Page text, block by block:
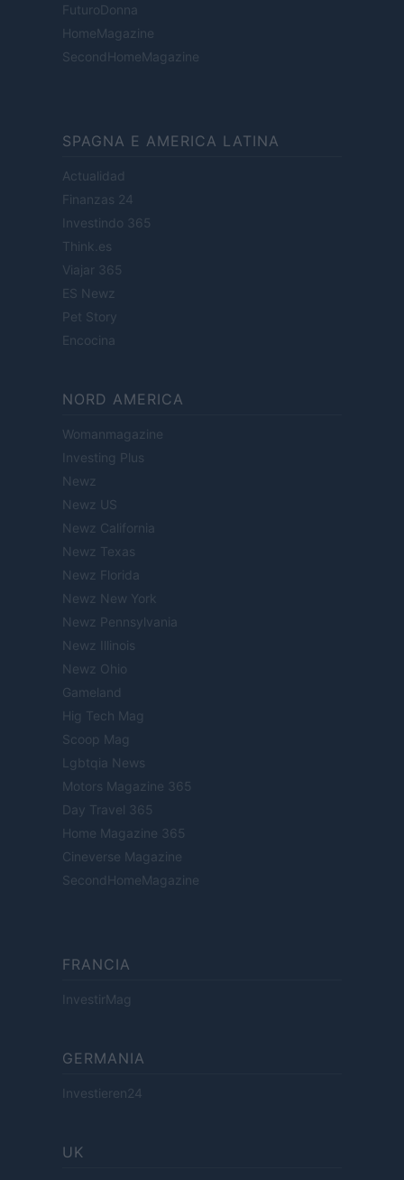
FuturoDonna
HomeMagazine
SecondHomeMagazine
SPAGNA E AMERICA LATINA
Actualidad
Finanzas 24
Investindo 365
Think.es
Viajar 365
ES Newz
Pet Story
Encocina
NORD AMERICA
Womanmagazine
Investing Plus
Newz
Newz US
Newz California
Newz Texas
Newz Florida
Newz New York
Newz Pennsylvania
Newz Illinois
Newz Ohio
Gameland
Hig Tech Mag
Scoop Mag
Lgbtqia News
Motors Magazine 365
Day Travel 365
Home Magazine 365
Cineverse Magazine
SecondHomeMagazine
FRANCIA
InvestirMag
GERMANIA
Investieren24
UK